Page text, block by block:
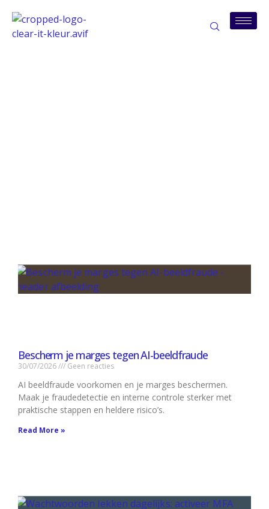
Bescherm je marges tegen AI-beeldfraude
30/07/2026 Geen reacties
AI beeldfraude voorkomen en je marges beschermen.
Maak je fraudedetectie en interne controle sterker met
praktische stappen en heldere risico’s.
Read More »